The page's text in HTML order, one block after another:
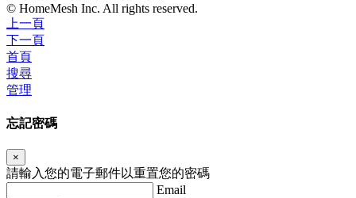
© HomeMesh Inc. All rights reserved.
上一頁
下一頁
首頁
搜尋
管理
忘記密碼
×
請輸入您的電子郵件以重置您的密碼
Email